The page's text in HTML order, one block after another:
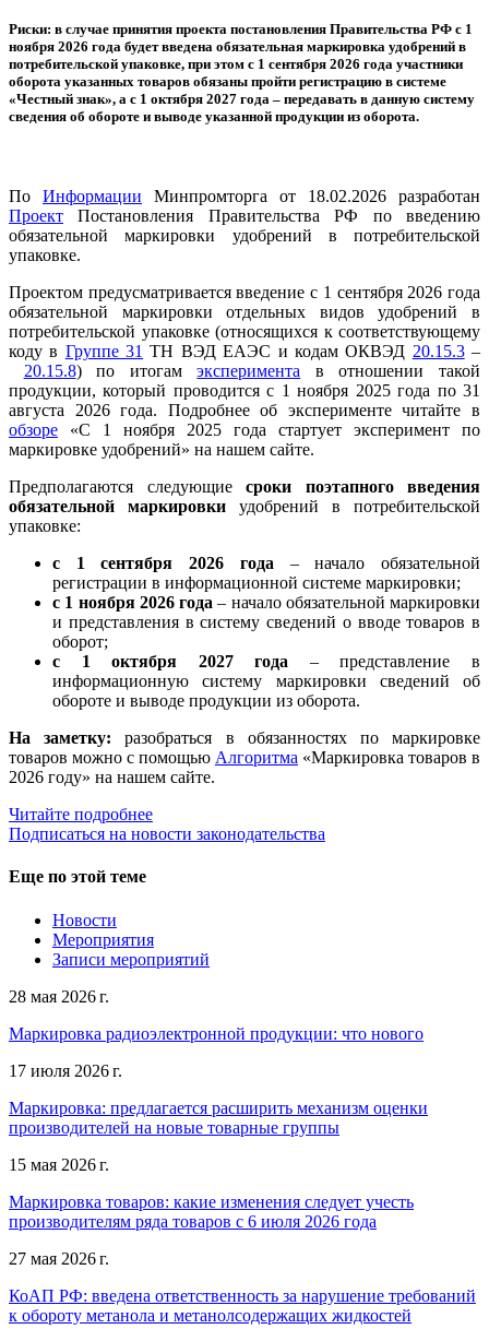
Риски: в случае принятия проекта постановления Правительства РФ с 1
ноября 2026 года будет введена обязательная маркировка удобрений в
потребительской упаковке, при этом с 1 сентября 2026 года участники
оборота указанных товаров обязаны пройти регистрацию в системе
«Честный знак», а с 1 октября 2027 года – передавать в данную систему
сведения об обороте и выводе указанной продукции из оборота.
По Информации Минпромторга от 18.02.2026 разработан
Проект Постановления Правительства РФ по введению
обязательной маркировки удобрений в потребительской
упаковке.
Проектом предусматривается введение с 1 сентября 2026 года
обязательной маркировки отдельных видов удобрений в
потребительской упаковке (относящихся к соответствующему
коду в Группе 31 ТН ВЭД ЕАЭС и кодам ОКВЭД 20.15.3–
20.15.8) по итогамэксперимента в отношении такой
продукции, который проводится с 1 ноября 2025 года по 31
августа 2026 года. Подробнее об эксперименте читайте в
обзоре «С 1 ноября 2025 года стартует эксперимент по
маркировке удобрений» на нашем сайте.
Предполагаются следующие сроки поэтапного введения
обязательной маркировки удобрений в потребительской
упаковке:
с 1 сентября 2026 года – начало обязательной
регистрации в информационной системе маркировки;
с 1 ноября 2026 года – начало обязательной маркировки
и представления в систему сведений о вводе товаров в
оборот;
с 1 октября 2027 года – представление в
информационную систему маркировки сведений об
обороте и выводе продукции из оборота.
На заметку: разобраться в обязанностях по маркировке
товаров можно с помощью Алгоритма «Маркировка товаров в
2026 году» на нашем сайте.
Читайте подробнее
Подписаться на новости законодательства
Еще по этой теме
Новости
Мероприятия
Записи мероприятий
28 мая 2026 г.
Маркировка радиоэлектронной продукции: что нового
17 июля 2026 г.
Маркировка: предлагается расширить механизм оценки
производителей на новые товарные группы
15 мая 2026 г.
Маркировка товаров: какие изменения следует учесть
производителям ряда товаров с 6 июля 2026 года
27 мая 2026 г.
КоАП РФ: введена ответственность за нарушение требований
к обороту метанола и метанолсодержащих жидкостей